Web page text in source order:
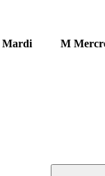
Mardi M